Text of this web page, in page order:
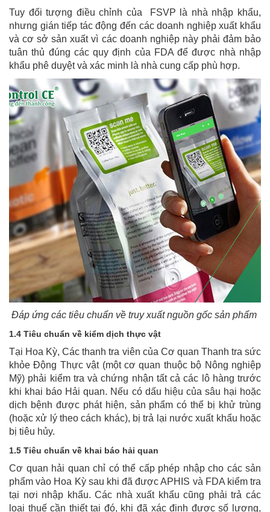
Tuy đối tượng điều chỉnh của FSVP là nhà nhập khẩu,
nhưng gián tiếp tác động đến các doanh nghiệp xuất khẩu
và cơ sở sản xuất vì các doanh nghiệp này phải đảm bảo
tuân thủ đúng các quy định của FDA để được nhà nhập
khẩu phê duyệt và xác minh là nhà cung cấp phù hợp.
Đáp ứng các tiêu chuẩn về truy xuất nguồn gốc sản phẩm
1.4 Tiêu chuẩn về kiểm dịch thực vật
Tại Hoa Kỳ, Các thanh tra viên của Cơ quan Thanh tra sức
khỏe Động Thực vật (một cơ quan thuộc bộ Nông nghiệp
Mỹ) phải kiểm tra và chứng nhận tất cả các lô hàng trước
khi khai báo Hải quan. Nếu có dấu hiệu của sâu hại hoặc
dịch bệnh được phát hiện, sản phẩm có thể bị khử trùng
(hoặc xử lý theo cách khác), bị trả lại nước xuất khẩu hoặc
bị tiêu hủy.
1.5 Tiêu chuẩn về khai báo hải quan
Cơ quan hải quan chỉ có thể cấp phép nhập cho các sản
phẩm vào Hoa Kỳ sau khi đã được APHIS và FDA kiểm tra
tại nơi nhập khẩu. Các nhà xuất khẩu cũng phải trả các
loại thuế cần thiết tại đó, khi đã xác định được số lượng,